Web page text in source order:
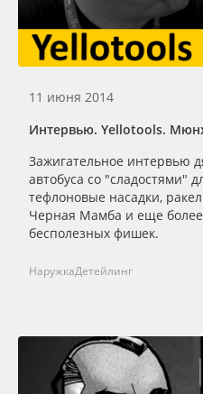
Сервис
Инструкции
Компания
Блог
Поставщикам
8 800 550 7888
Москва
Клей, скотчи и крепёж
Мобильные конструкции и
Профильные системы
Светотехника
Инженерные пластики
Оборудование и
Новинки ассортимента
11 июня 2014
Интервью. Yellotools.
Зажигательное интервью
автобуса со "сладостями"
тефлоновые насадки,
Черная Мамба и еще
бесполезных фишек.
НаружкаДетейлинг